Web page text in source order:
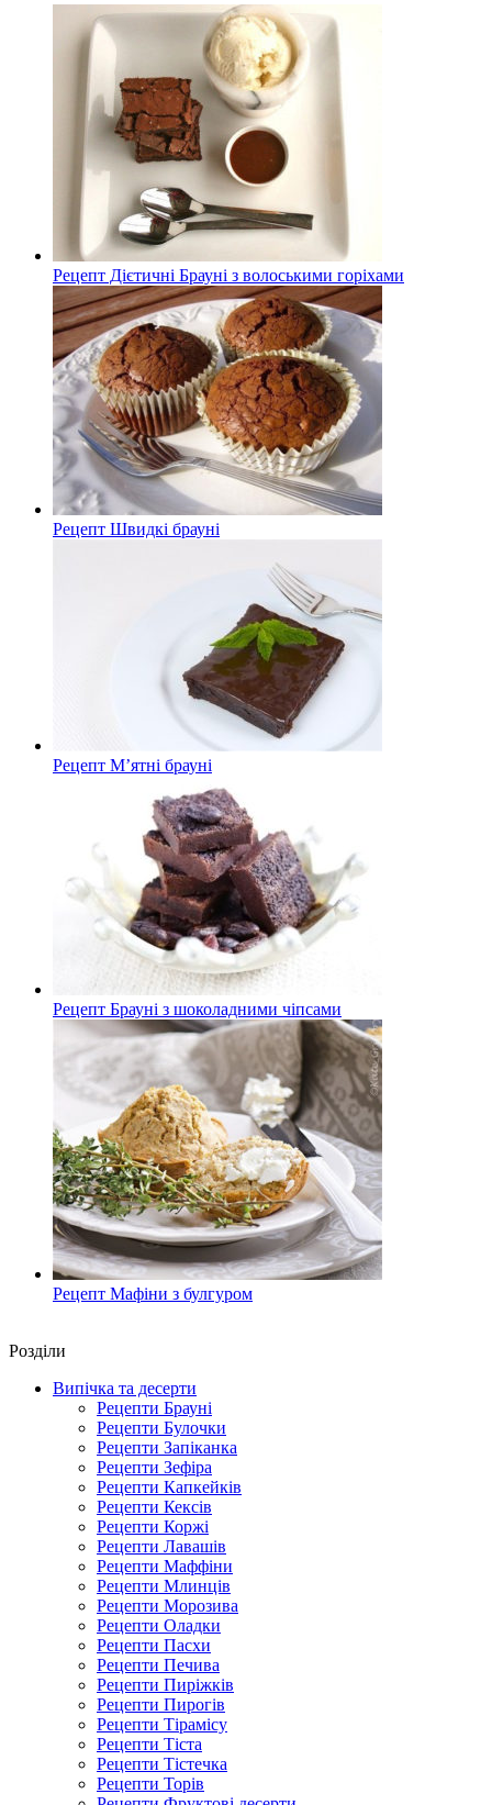
Рецепт Дієтичні Брауні з волоськими горіхами
Рецепт Швидкі брауні
Рецепт М’ятні брауні
Рецепт Брауні з шоколадними чіпсами
Рецепт Мафіни з булгуром
Роздiли
Випічка та десерти
Рецепти Брауні
Рецепти Булочки
Рецепти Запіканка
Рецепти Зефіра
Рецепти Капкейків
Рецепти Кексів
Рецепти Коржі
Рецепти Лавашів
Рецепти Маффіни
Рецепти Млинців
Рецепти Морозива
Рецепти Оладки
Рецепти Пасхи
Рецепти Печива
Рецепти Пиріжків
Рецепти Пирогів
Рецепти Тірамісу
Рецепти Тіста
Рецепти Тістечка
Рецепти Торів